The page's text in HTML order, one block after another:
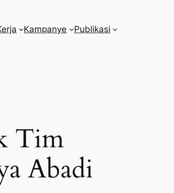
Kampanye Publikasi
Tim
Abadi